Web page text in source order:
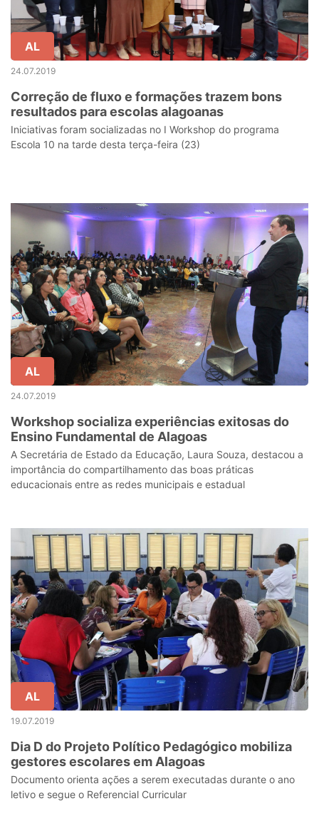
AL
24.07.2019
Correção de fluxo e formações trazem bons
resultados para escolas alagoanas
Iniciativas foram socializadas no I Workshop do programa
Escola 10 na tarde desta terça-feira (23)
AL
24.07.2019
Workshop socializa experiências exitosas do
Ensino Fundamental de Alagoas
A Secretária de Estado da Educação, Laura Souza, destacou a
importância do compartilhamento das boas práticas
educacionais entre as redes municipais e estadual
AL
19.07.2019
Dia D do Projeto Político Pedagógico mobiliza
gestores escolares em Alagoas
Documento orienta ações a serem executadas durante o ano
letivo e segue o Referencial Curricular